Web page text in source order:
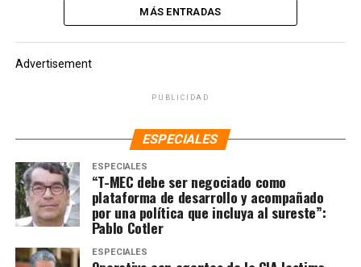
MÁS ENTRADAS
Advertisement
PUBLICIDAD
ESPECIALES
ESPECIALES
“T-MEC debe ser negociado como
plataforma de desarrollo y acompañado
por una política que incluya al sureste”:
Pablo Cotler
ESPECIALES